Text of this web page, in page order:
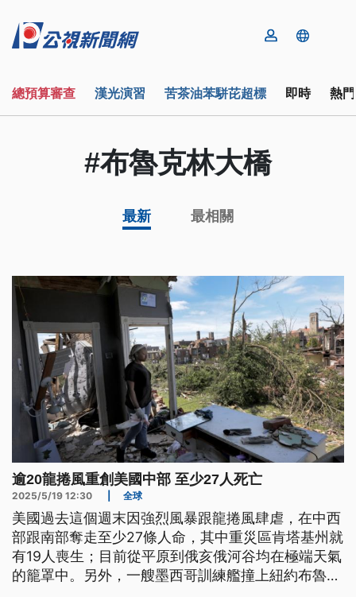
總預算審查 漢光演習 苦茶油苯駢芘超標 即時 熱
#布魯克林大橋
最新 最相關
逾20龍捲風重創美國中部 至少27人死亡
2025/5/19 12:30 全球
美國過去這個週末因強烈風暴跟龍捲風肆虐，在中西
部跟南部奪走至少27條人命，其中重災區肯塔基州就
有19人喪生；目前從平原到俄亥俄河谷均在極端天氣
的籠罩中。另外，一艘墨西哥訓練艦撞上紐約布魯克